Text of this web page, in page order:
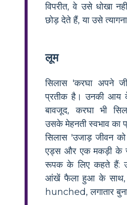
विपरीत, वे उसे धोखा
छोड़ देते हैं, या उसे
लूम
सिलास 'करघा अपने
प्रतीक है। उनकी आय
बावजूद, करघा भी
उसके मेहनती स्वभाव का
सिलास 'उजाड़ जीवन
एड्स और एक मकड़ी के
रूपक के लिए कहते हैं:
आंखें फैला हुआ के साथ,
hunched, लगातार